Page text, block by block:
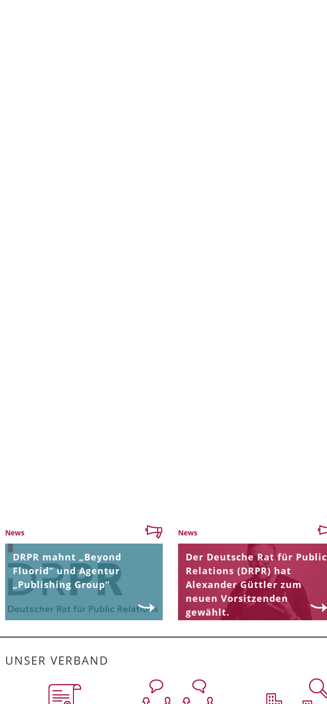
News
DRPR mahnt „Beyond
Fluorid“ und Agentur
„Publishing Group“
News
Der Deutsche Rat für Public
Relations (DRPR) hat
Alexander Güttler zum
neuen Vorsitzenden
gewählt.
UNSER VERBAND